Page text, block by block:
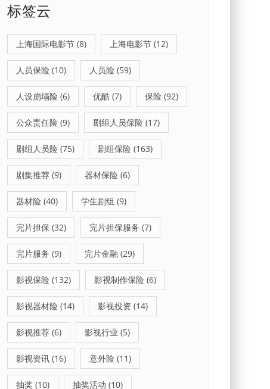
标签云
上海国际电影节 (8) 上海电影节 (12)
人员保险 (10) 人员险 (59)
人设崩塌险 (6) 优酷 (7) 保险 (92)
公众责任险 (9) 剧组人员保险 (17)
剧组人员险 (75) 剧组保险 (163)
剧集推荐 (9) 器材保险 (6)
器材险 (40) 学生剧组 (9)
完片担保 (32) 完片担保服务 (7)
完片服务 (9) 完片金融 (29)
影视保险 (132) 影视制作保险 (6)
影视器材险 (14) 影视投资 (14)
影视推荐 (6) 影视行业 (5)
影视资讯 (16) 意外险 (11)
抽奖 (10) 抽奖活动 (10)